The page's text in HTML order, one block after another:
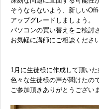
そうならないよう、新しい
アップグレードしましょう。
パソコンの買い替えをご検討
お気軽に講師にご相談くださ
1月に生徒様に作成して頂いた
色々な生徒様の声が聞けたの
ご参加頂きありがとうござい